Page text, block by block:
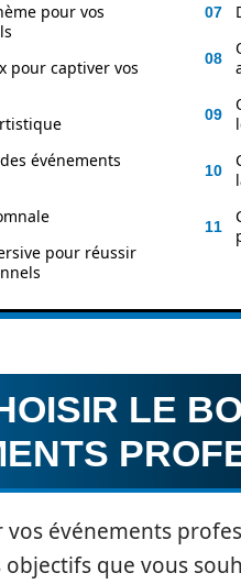
pour vos
pour captiver vos
événements
pour réussir
LE
événements
que vous